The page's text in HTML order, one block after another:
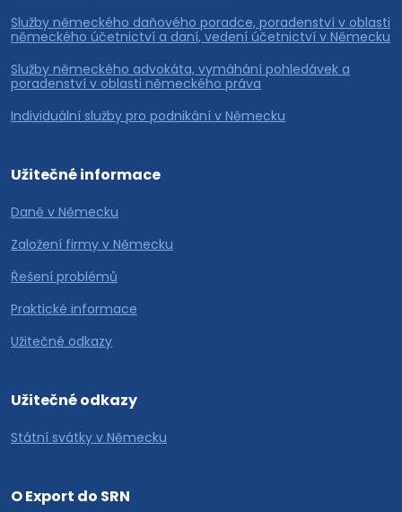
Služby německého daňového poradce, poradenství v oblasti
německého účetnictví a daní, vedení účetnictví v Německu
Služby německého advokáta, vymáhání pohledávek a
poradenství v oblasti německého práva
Individuální služby pro podnikání v Německu
Užitečné informace
Daně v Německu
Založení firmy v Německu
Řešení problémů
Praktické informace
Užitečné odkazy
Užitečné odkazy
Státní svátky v Německu
O Export do SRN